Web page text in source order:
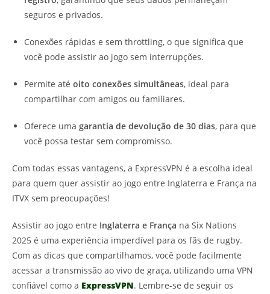
seguros e privados.
Conexões rápidas e sem throttling, o que significa que
você pode assistir ao jogo sem interrupções.
Permite até oito conexões simultâneas, ideal para
compartilhar com amigos ou familiares.
Oferece uma garantia de devolução de 30 dias, para que
você possa testar sem compromisso.
Com todas essas vantagens, a ExpressVPN é a escolha ideal
para quem quer assistir ao jogo entre Inglaterra e França na
ITVX sem preocupações!
Assistir ao jogo entre Inglaterra e França na Six Nations
2025 é uma experiência imperdível para os fãs de rugby.
Com as dicas que compartilhamos, você pode facilmente
acessar a transmissão ao vivo de graça, utilizando uma VPN
confiável como a ExpressVPN. Lembre-se de seguir os